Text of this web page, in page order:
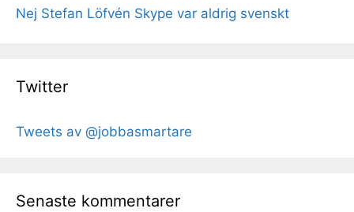
Nej Stefan Löfvén Skype var aldrig svenskt
Twitter
Tweets av @jobbasmartare
Senaste kommentarer